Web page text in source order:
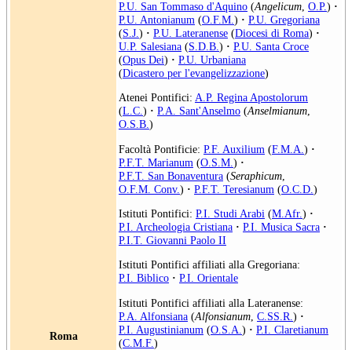
Roma
P.U. San Tommaso d'Aquino (Angelicum O.P.) ·
P.U. Antonianum (O.F.M. ) · P.U. Gregoriana
(S.J. ) · P.U. Lateranense (Diocesi di Roma) ·
U.P. Salesiana (S.D.B. ) · P.U. Santa Croce
(Opus Dei) · P.U. Urbaniana
(Dicastero per l'evangelizzazione)
Atenei Pontifici: A.P. Regina Apostolorum
(L.C.) · P.A. Sant'Anselmo (Anselmianum,
O.S.B.)
Facoltà Pontificie: P.F. Auxilium (F.M.A. ) ·
P.F.T. Marianum (O.S.M. ) ·
P.F.T. San Bonaventura (Seraphicum
O.F.M. Conv.) · P.F.T. Teresianum (O.C.D. )
Istituti Pontifici: P.I. Studi Arabi (M.Afr.) ·
P.I. Archeologia Cristiana · P.I. Musica Sacra ·
P.I.T. Giovanni Paolo II
Istituti Pontifici affiliati alla Gregoriana:
P.I. Biblico · P.I. Orientale
Istituti Pontifici affiliati alla Lateranense:
P.A. Alfonsiana (Alfonsianum C.SS.R. ) ·
P.I. Augustinianum (O.S.A. ) · P.I. Claretianum
(C.M.F.)